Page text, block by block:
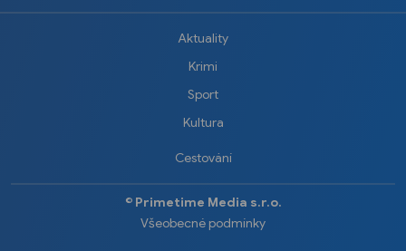
Aktuality
Krimi
Sport
Kultura
Cestování
©️ Primetime Media s.r.o.
Všeobecné podmínky